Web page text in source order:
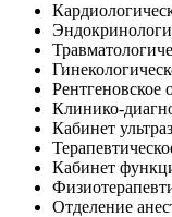
Рентгеновское
Клинико-
Кабинет
Кабинет
Отделение